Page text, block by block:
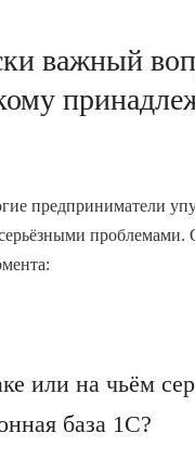
важный
предприниматели
проблемами.
или на чьём
база 1С?